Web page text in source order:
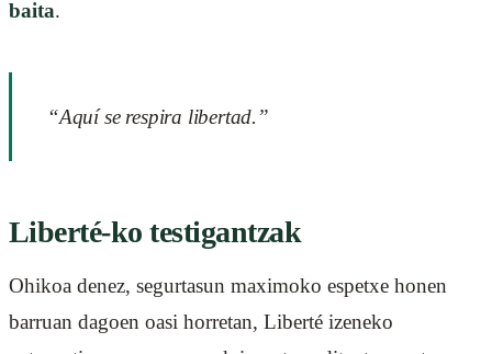
baita.
“Aquí se respira libertad.”
Liberté-ko testigantzak
Ohikoa denez, segurtasun maximoko espetxe honen
barruan dagoen oasi horretan, Liberté izeneko